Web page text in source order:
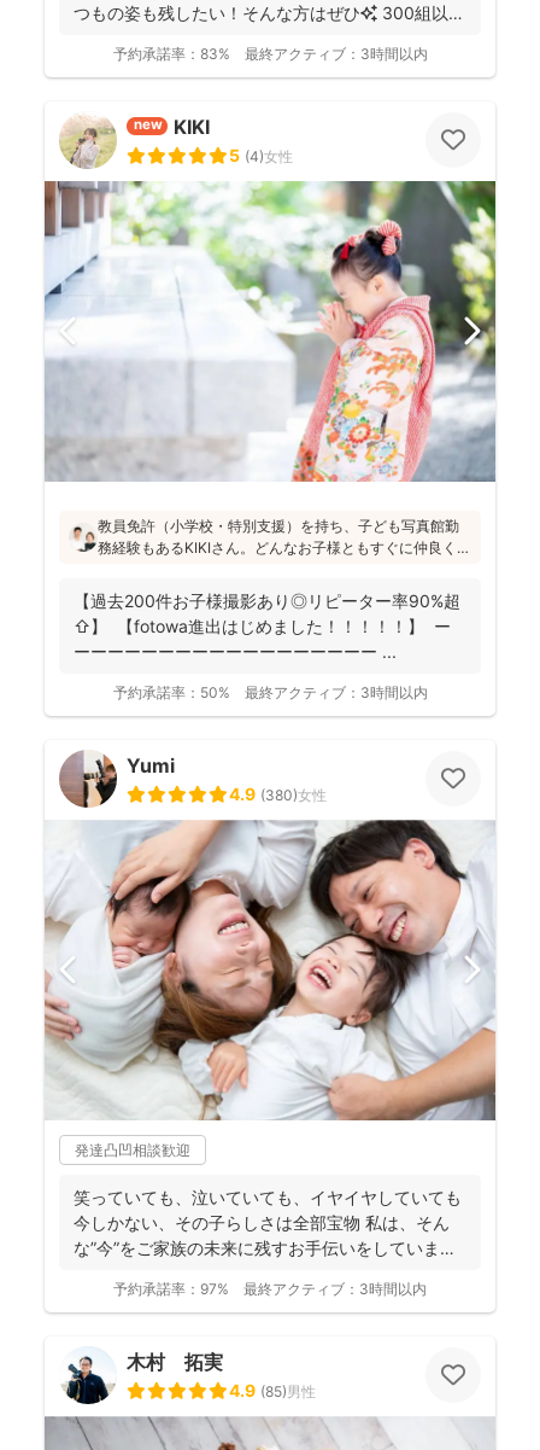
つもの姿も残したい！そんな方はぜひ✨️ 300組以上
予約承諾率： 83% 最終アクティブ： 3時間以内
new KIKI
5 (4)女性
教員免許（小学校・特別支援）を持ち、子ども写真館勤
務経験もあるKIKIさん。どんなお子様ともすぐに仲良くな
を引き出し、日々成長している大切な瞬間を写真に記録
することを大切にされています(^^)
【過去200件お子様撮影あり◎リピーター率90%超
⇧】 【fotowa進出はじめました！！！！！】 ー
ーーーーーーーーーーーーーーーーーー ...
予約承諾率： 50% 最終アクティブ： 3時間以内
Yumi
4.9 (380)女性
発達凸凹相談歓迎
笑っていても、泣いていても、イヤイヤしていても
今しかない、その子らしさは全部宝物 私は、そん
な”今”をご家族の未来に残すお手伝いをしています
予約承諾率： 97% 最終アクティブ： 3時間以内
木村 拓実
4.9 (85)男性